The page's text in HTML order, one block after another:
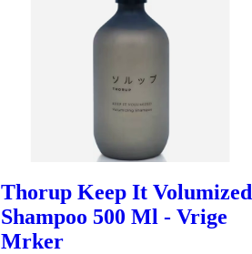
Thorup Keep It Volumized
Shampoo 500 Ml - Vrige
Mrker